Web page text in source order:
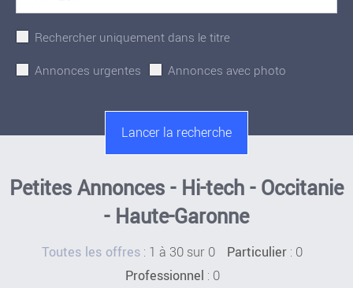
Rechercher uniquement dans le titre
Annonces urgentes
Annonces avec photo
Petites Annonces - Hi-tech - Occitanie
- Haute-Garonne
Toutes les offres : 1 à 30 sur 0 Particulier : 0
Professionnel : 0